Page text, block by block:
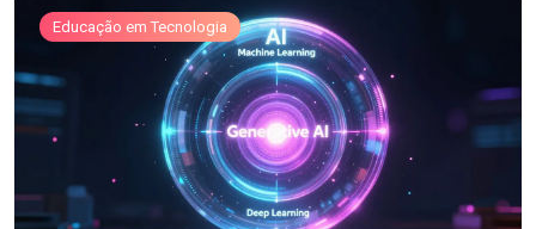
Educação em Tecnologia